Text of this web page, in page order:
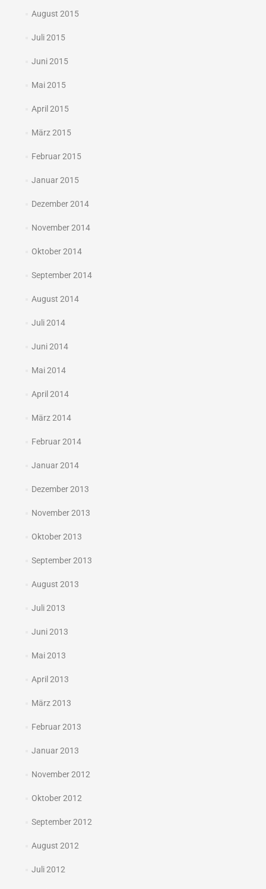
August 2015
Juli 2015
Juni 2015
Mai 2015
April 2015
März 2015
Februar 2015
Januar 2015
Dezember 2014
November 2014
Oktober 2014
September 2014
August 2014
Juli 2014
Juni 2014
Mai 2014
April 2014
März 2014
Februar 2014
Januar 2014
Dezember 2013
November 2013
Oktober 2013
September 2013
August 2013
Juli 2013
Juni 2013
Mai 2013
April 2013
März 2013
Februar 2013
Januar 2013
November 2012
Oktober 2012
September 2012
August 2012
Juli 2012